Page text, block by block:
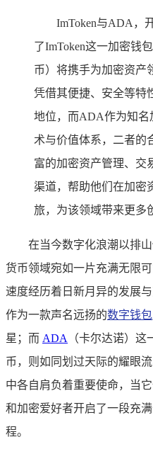
ImToken与ADA，
了ImToken这一加密钱
币）将携手为加密资产
凭借其便捷、安全等特
地位，而ADA作为知名
术与价值体系，二者的
富的加密资产管理、交
渠道，帮助他们在加密
旅，为该领域带来更多
在当今数字化浪潮以排
货币领域宛如一片充满无限
速度经历着日新月异的发展
作为一款声名远扬的数字钱包
星；而 ADA
（卡尔达诺）
币，则如同划过天际的耀眼
中各自肩负着重要使命，当
和加密爱好者开启了一段充
程。